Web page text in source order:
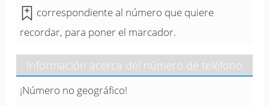
correspondiente al número que quiere
recordar, para poner el marcador.
Información acerca del número de teléfono
¡Número no geográfico!